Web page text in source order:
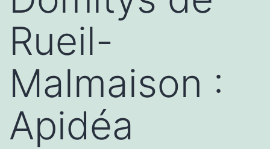
Rueil-
Malmaison :
Apidéa